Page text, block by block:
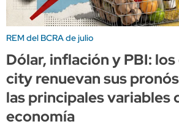
REM del BCRA de julio
Dólar, inflación y PBI:
city renuevan sus
las principales variables
economía